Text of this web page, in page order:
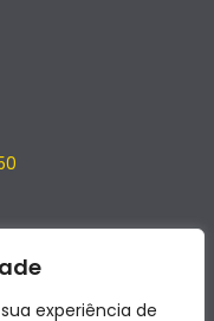
experiência de